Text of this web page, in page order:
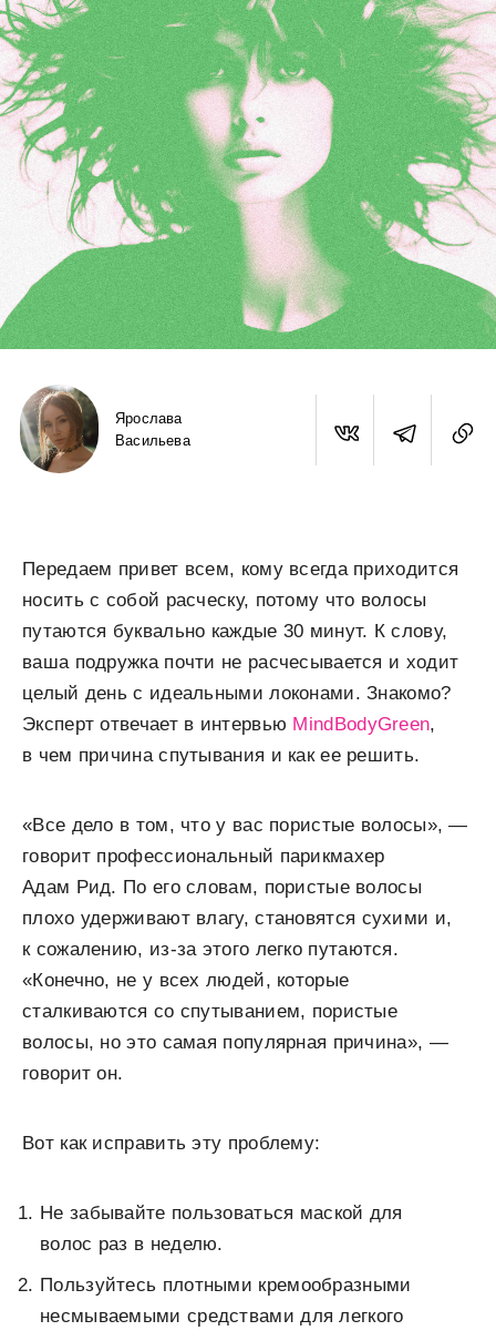
Ярослава
Васильева
Передаем привет всем, кому всегда приходится
носить с собой расческу, потому что волосы
путаются буквально каждые 30 минут. К слову,
ваша подружка почти не расчесывается и ходит
целый день с идеальными локонами. Знакомо?
Эксперт отвечает в интервью MindBodyGreen,
в чем причина спутывания и как ее решить.
«Все дело в том, что у вас пористые волосы», —
говорит профессиональный парикмахер
Адам Рид. По его словам, пористые волосы
плохо удерживают влагу, становятся сухими и,
к сожалению, из-за этого легко путаются.
«Конечно, не у всех людей, которые
сталкиваются со спутыванием, пористые
волосы, но это самая популярная причина», —
говорит он.
Вот как исправить эту проблему:
Не забывайте пользоваться маской для
волос раз в неделю.
Пользуйтесь плотными кремообразными
несмываемыми средствами для легкого